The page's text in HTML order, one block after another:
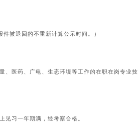
被退回的不重新计算公示时间。）
、医药、广电、生态环境等工作的在职在岗专业技
见习一年期满，经考察合格。